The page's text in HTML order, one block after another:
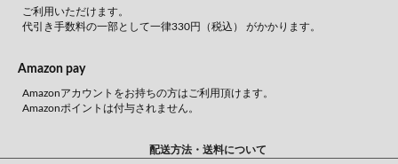
ご利用いただけます。
代引き手数料の一部として一律330円（税込） がかかります。
Amazon pay
Amazonアカウントをお持ちの方はご利用頂けます。
Amazonポイントは付与されません。
配送方法・送料について